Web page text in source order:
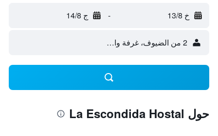
خ 13/8 - ج 14/8
2 من الضيوف، غرفة واحدة
حول La Escondida Hostal